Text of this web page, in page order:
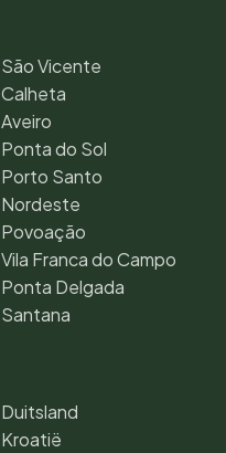
São Vicente
Calheta
Aveiro
Ponta do Sol
Porto Santo
Nordeste
Povoação
Vila Franca do Campo
Ponta Delgada
Santana
Duitsland
Kroatië